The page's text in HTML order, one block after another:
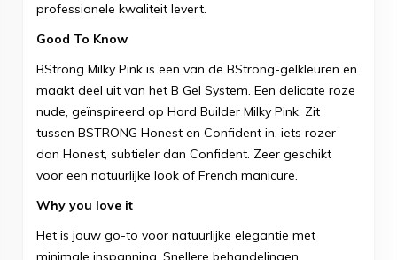
professionele kwaliteit levert.
Good To Know
BStrong Milky Pink is een van de BStrong-gelkleuren en
maakt deel uit van het B Gel System. Een delicate roze
nude, geïnspireerd op Hard Builder Milky Pink. Zit
tussen BSTRONG Honest en Confident in, iets rozer
dan Honest, subtieler dan Confident. Zeer geschikt
voor een natuurlijke look of French manicure.
Why you love it
Het is jouw go-to voor natuurlijke elegantie met
minimale inspanning. Snellere behandelingen